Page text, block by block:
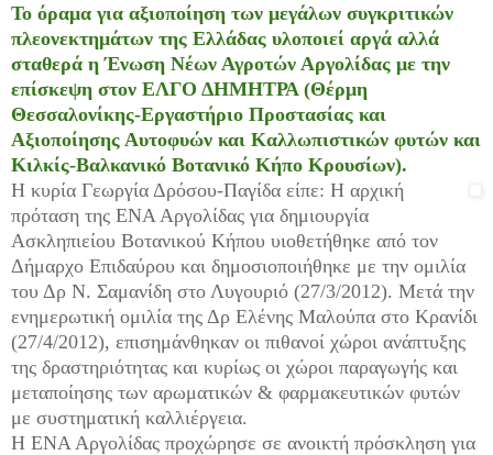
Το όραμα για αξιοποίηση των μεγάλων συγκριτικών
πλεονεκτημάτων της Ελλάδας υλοποιεί αργά αλλά
σταθερά η Ένωση Νέων Αγροτών Αργολίδας με την
επίσκεψη στον ΕΛΓΟ ΔΗΜΗΤΡΑ (Θέρμη
Θεσσαλονίκης-Εργαστήριο Προστασίας και
Αξιοποίησης Αυτοφυών και Καλλωπιστικών φυτών και
Κιλκίς-Βαλκανικό Βοτανικό Κήπο Κρουσίων).
Η κυρία Γεωργία Δρόσου-Παγίδα είπε: Η αρχική
πρόταση της ΕΝΑ Αργολίδας για δημιουργία
Ασκληπιείου Βοτανικού Κήπου υιοθετήθηκε από τον
Δήμαρχο Επιδαύρου και δημοσιοποιήθηκε με την ομιλία
του Δρ Ν. Σαμανίδη στο Λυγουριό (27/3/2012). Μετά την
ενημερωτική ομιλία της Δρ Ελένης Μαλούπα στο Κρανίδι
(27/4/2012), επισημάνθηκαν οι πιθανοί χώροι ανάπτυξης
της δραστηριότητας και κυρίως οι χώροι παραγωγής και
μεταποίησης των αρωματικών & φαρμακευτικών φυτών
με συστηματική καλλιέργεια.
Η ΕΝΑ Αργολίδας προχώρησε σε ανοικτή πρόσκληση για